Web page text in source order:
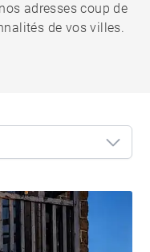
adresses coup de
de vos villes.